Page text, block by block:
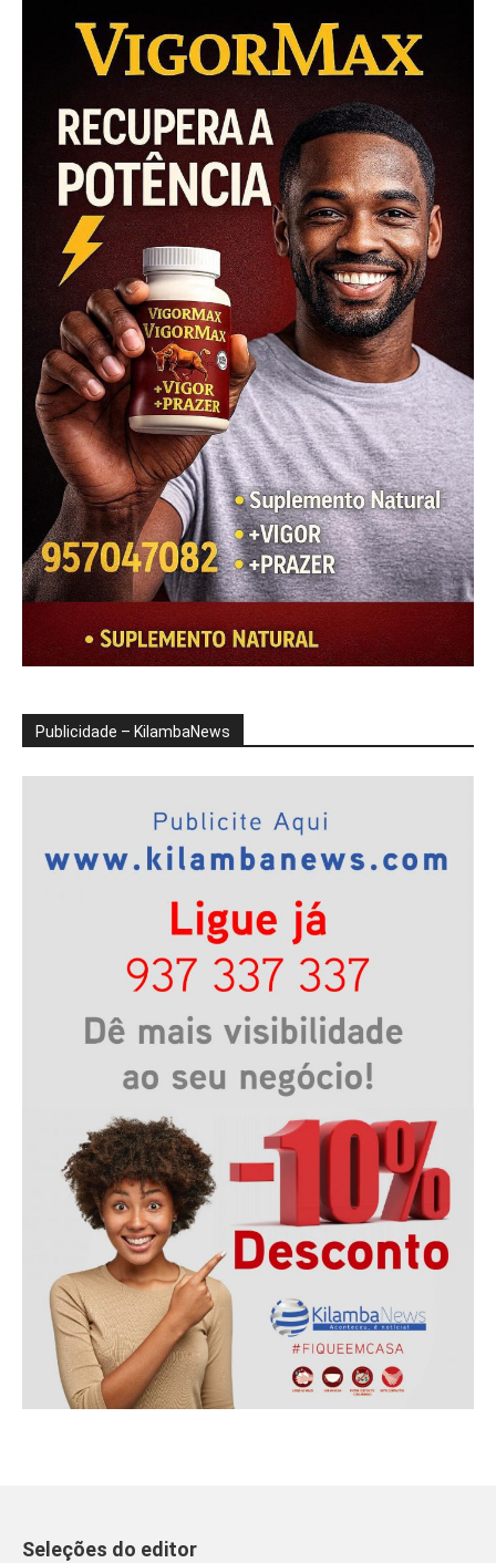
Publicidade – KilambaNews
Seleções do editor